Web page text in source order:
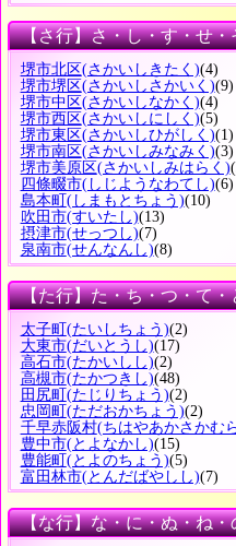
【さ行】さ・し・す・せ・
堺市北区(さかいしきたく)
堺市堺区(さかいしさかいく)
堺市中区(さかいしなかく)
堺市西区(さかいしにしく)
堺市東区(さかいしひがしく)
堺市南区(さかいしみなみく)
堺市美原区(さかいしみはらく)
四條畷市(しじようなわてし)
島本町 (しまもとちょう)(10)
吹田市(すいたし)(13)
摂津市(せっつし)(7)
泉南市(せんなんし)(8)
【た行】た・ち・つ・て・
太子町 (たいしちょう)(2)
大東市(だいとうし)(17)
高石市(たかいしし)(2)
高槻市(たかつきし)(48)
田尻町 (たじりちょう)(2)
忠岡町 (ただおかちょう)(2)
千早赤阪村(ちはやあかさかむ
豊中市(とよなかし)(15)
豊能町 (とよのちょう)(5)
富田林市(とんだばやしし)
【な行】な・に・ぬ・ね・